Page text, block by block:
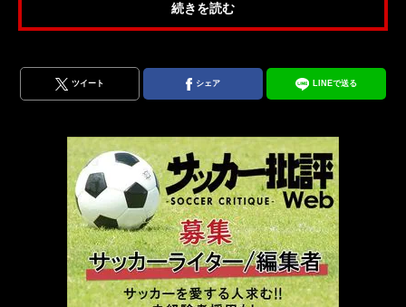
続きを読む
ツイート シェア LINEで送る